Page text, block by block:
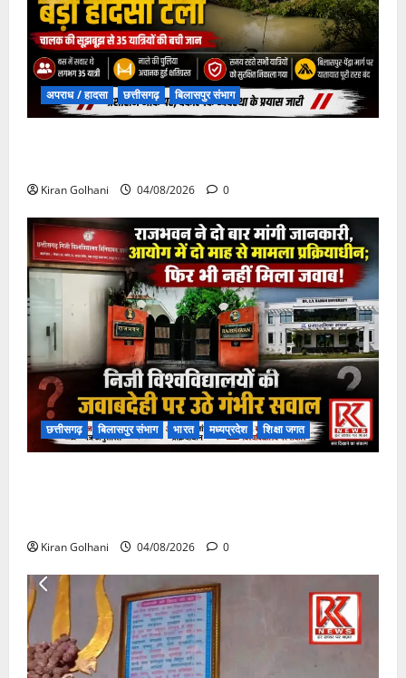
अपराध / हादसा छत्तीसगढ़ बिलासपुर संभाग
Kiran Golhani 04/08/2026 0
छत्तीसगढ़ बिलासपुर संभाग भारत मध्यप्रदेश शिक्षा जगत
Kiran Golhani 04/08/2026 0